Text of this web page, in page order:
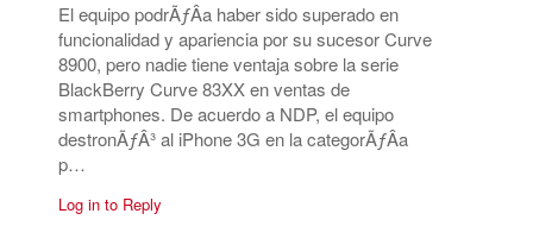
El equipo podrÃƒÂ­a haber sido superado en
funcionalidad y apariencia por su sucesor Curve
8900, pero nadie tiene ventaja sobre la serie
BlackBerry Curve 83XX en ventas de
smartphones. De acuerdo a NDP, el equipo
destronÃƒÂ³ al iPhone 3G en la categorÃƒÂ­a
p…
Log in to Reply